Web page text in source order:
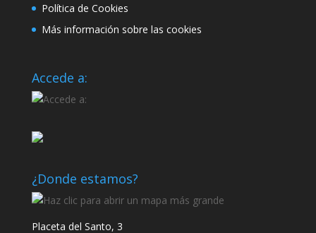
Política de Cookies
Más información sobre las cookies
Accede a:
¿Donde estamos?
Placeta del Santo, 3